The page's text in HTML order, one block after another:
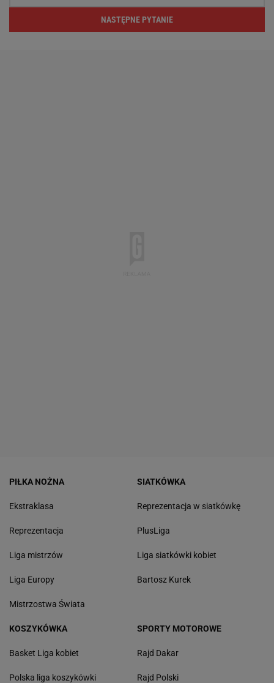
NASTĘPNE PYTANIE
PIŁKA NOŻNA
Ekstraklasa
Reprezentacja
Liga mistrzów
Liga Europy
Mistrzostwa Świata
SIATKÓWKA
Reprezentacja w siatkówkę
PlusLiga
Liga siatkówki kobiet
Bartosz Kurek
KOSZYKÓWKA
Basket Liga kobiet
Polska liga koszykówki
SPORTY MOTOROWE
Rajd Dakar
Rajd Polski